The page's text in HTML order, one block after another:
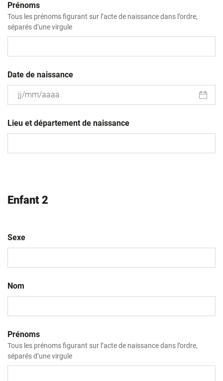
Prénoms
Tous les prénoms figurant sur l’acte de naissance dans l’ordre,
séparés d’une virgule
Date de naissance
slash
MM
Lieu et département de naissance
Enfant 2
Sexe
Nom
Prénoms
Tous les prénoms figurant sur l’acte de naissance dans l’ordre,
séparés d’une virgule